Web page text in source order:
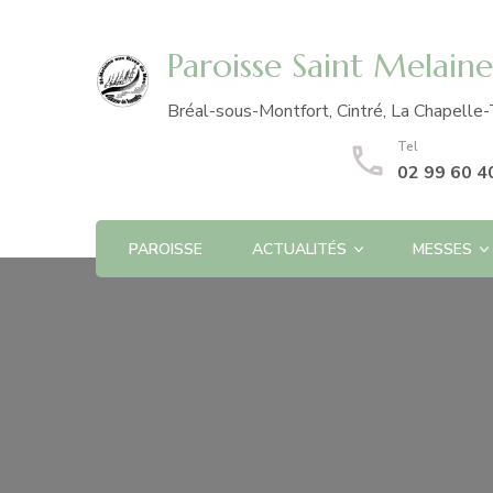
Paroisse Saint
Bréal-sous-Montfort, Cintré, La
Tel
02 99 60
PAROISSE ACTUALITÉS MESSES